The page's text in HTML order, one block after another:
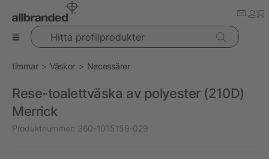
Hitta profilprodukter
timmar Väskor Necessärer
Rese-toalettväska av polyester (210D)
Merrick
Produktnummer: 360-1015159-029